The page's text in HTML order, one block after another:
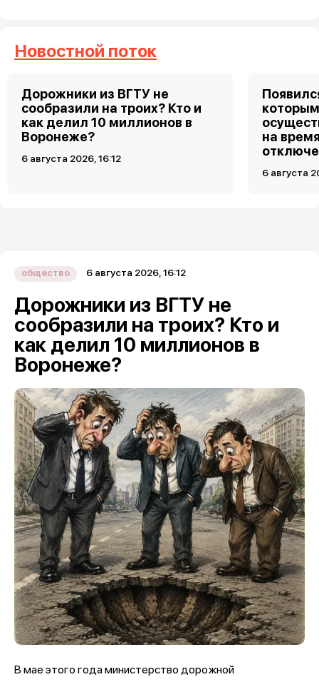
Новостной поток
Дорожники из ВГТУ не
сообразили на троих? Кто и
как делил 10 миллионов в
Воронеже?
6 августа 2026, 16:12
на
6 августа
общество 6 августа 2026, 16:12
Дорожники из ВГТУ не
сообразили на троих? Кто и
как делил 10 миллионов в
Воронеже?
В мае этого года министерство дорожной